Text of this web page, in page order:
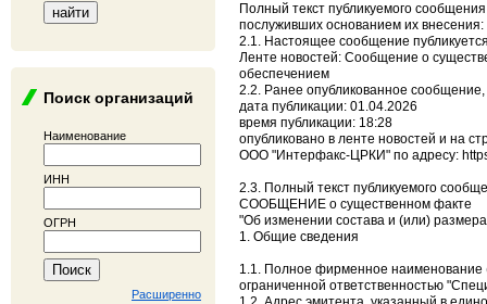
Поиск организаций
Наименование
ИНН
ОГРН
Расширенно
Полный текст публикуемого
послуживших основанием их внесения:
2.1. Настоящее сообщение
Ленте новостей: Сообщение о
обеспечением
2.2. Ранее опубликованное
дата публикации: 01.04.2026
время публикации: 18:28
опубликовано в ленте новостей и на
ООО "Интерфакс-ЦРКИ" по адресу:
2.3. Полный текст публикуемого
СООБЩЕНИЕ о существенном факте
"Об изменении состава и (или)
1. Общие сведения
1.1. Полное фирменное наименование
ограниченной ответственностью